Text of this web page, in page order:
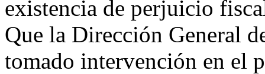
existencia de perjuicio
Que la Dirección General
tomado intervención en el